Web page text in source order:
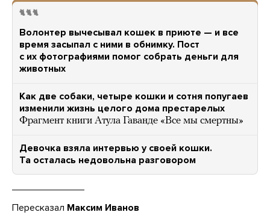
🐈🐈🐈
Волонтер вычесывал кошек в приюте — и все
время засыпал с ними в обнимку. Пост
с их фотографиями помог собрать деньги для
животных
Как две собаки, четыре кошки и сотня попугаев
изменили жизнь целого дома престарелых
Фрагмент книги Атула Гаванде «Все мы смертны»
Девочка взяла интервью у своей кошки.
Та осталась недовольна разговором
Пересказал Максим Иванов